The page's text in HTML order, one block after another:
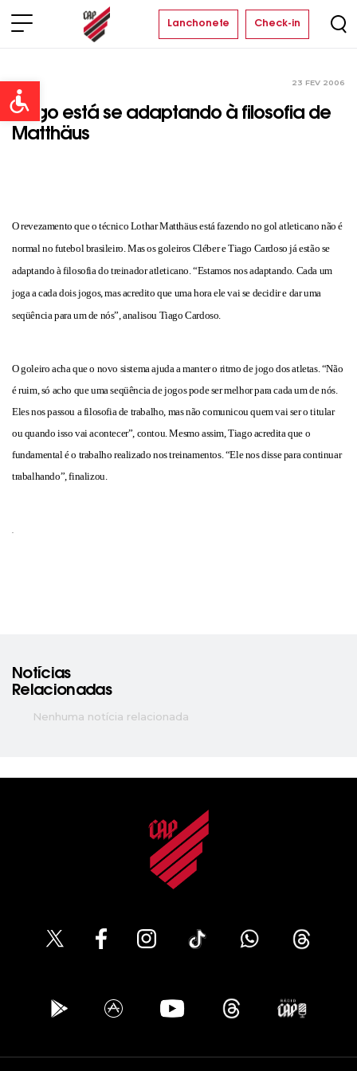
Open toolbar
Lanchonete Check-in
23 FEV 2006
Tiago está se adaptando à filosofia de
Matthäus
O revezamento que o técnico Lothar Matthäus está fazendo no gol atleticano não é
normal no futebol brasileiro. Mas os goleiros Cléber e Tiago Cardoso já estão se
adaptando à filosofia do treinador atleticano. “Estamos nos adaptando. Cada um
joga a cada dois jogos, mas acredito que uma hora ele vai se decidir e dar uma
seqüência para um de nós”, analisou Tiago Cardoso.
O goleiro acha que o novo sistema ajuda a manter o ritmo de jogo dos atletas. “Não
é ruim, só acho que uma seqüência de jogos pode ser melhor para cada um de nós.
Eles nos passou a filosofia de trabalho, mas não comunicou quem vai ser o titular
ou quando isso vai acontecer”, contou. Mesmo assim, Tiago acredita que o
fundamental é o trabalho realizado nos treinamentos. “Ele nos disse para continuar
trabalhando”, finalizou.
Notícias
Relacionadas
Nenhuma notícia relacionada